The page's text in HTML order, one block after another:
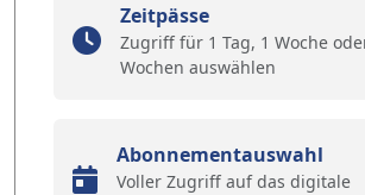
Zeitpässe
Zugriff für 1 Tag, 1 Woche
Wochen auswählen
Abonnementauswahl
Voller Zugriff auf das digitale